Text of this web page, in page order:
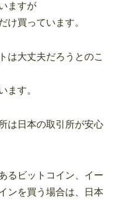
ますが
け買っています。
は大丈夫だろうとのこ
ます。
は日本の取引所が安心
るビットコイン、イー
ンを買う場合は、日本